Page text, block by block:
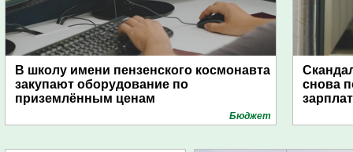
В школу имени пензенского космонавта
закупают оборудование по
приземлённым ценам
Бюджет
снова